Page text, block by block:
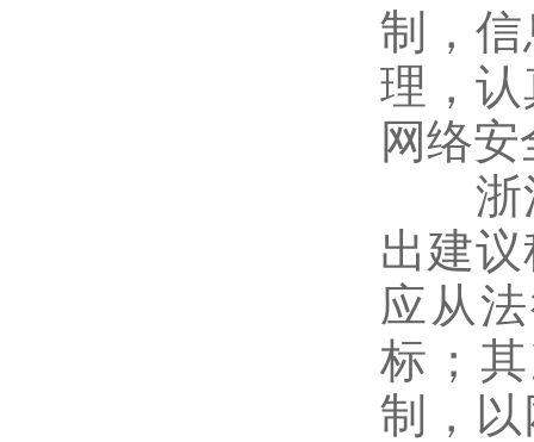
制，
理，
网络安
浙江
出建
应从
标；
制，